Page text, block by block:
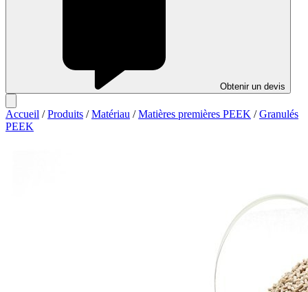
Obtenir un devis
Accueil /Produits /Matériau /Matières premières PEEK /Granulés
PEEK